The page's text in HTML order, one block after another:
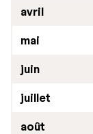
avril
mai
juin
juillet
août